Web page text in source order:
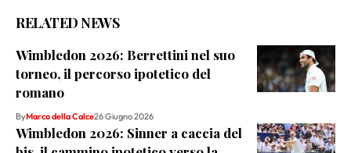
RELATED NEWS
Wimbledon 2026: Berrettini nel suo
torneo, il percorso ipotetico del
romano
ByMarco della Calce26 Giugno 2026
Wimbledon 2026: Sinner a caccia del